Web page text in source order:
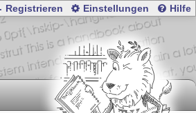
Registrieren Einstellungen Hilfe